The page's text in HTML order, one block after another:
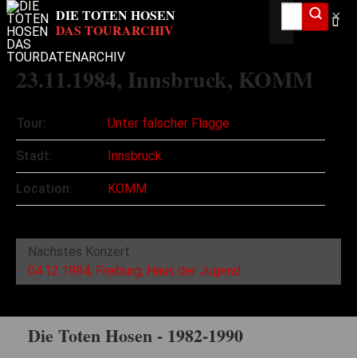
✕
23.11.1984, Innsbruck, KOMM
Tour: Unter falscher Flagge
Stadt: Innsbruck
Location: KOMM
Nächstes Konzert
04.12.1984, Freiburg, Haus der Jugend
Die Toten Hosen - 1982-1990